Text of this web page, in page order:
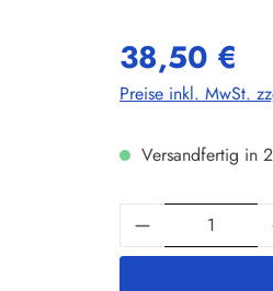
38,50 €
Preise inkl. MwSt.
Versandfertig in
Produkt